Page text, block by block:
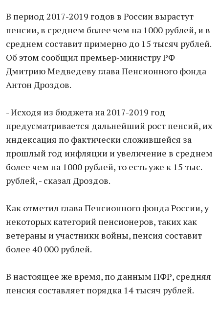
В период 2017-2019 годов в России вырастут
пенсии, в среднем более чем на 1000 рублей, и в
среднем составит примерно до 15 тысяч рублей.
Об этом сообщил премьер-министру РФ
Дмитрию Медведеву глава Пенсионного фонда
Антон Дроздов.
- Исходя из бюджета на 2017-2019 год
предусматривается дальнейший рост пенсий, их
индексация по фактически сложившейся за
прошлый год инфляции и увеличение в среднем
более чем на 1000 рублей, то есть уже к 15 тыс.
рублей, - сказал Дроздов.
Как отметил глава Пенсионного фонда России, у
некоторых категорий пенсионеров, таких как
ветераны и участники войны, пенсия составит
более 40 000 рублей.
В настоящее же время, по данным ПФР, средняя
пенсия составляет порядка 14 тысяч рублей.